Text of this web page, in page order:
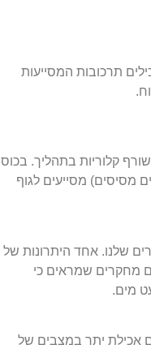
תרכובות המסייעות
קלוריות בתהליך. בכוס
סיבים מסיסים) מסייעים לגוף
שלנו. אחד היתרונות של
מחקרים שמראים כי
מים.
אכילת יתר במצבים של